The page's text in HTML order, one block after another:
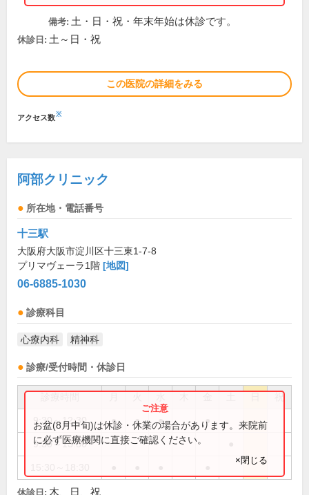
備考: 土・日・祝・年末年始は休診です。
休診日: 土～日・祝
この医院の詳細をみる
アクセス数※
阿部クリニック
所在地・電話番号
十三駅
大阪府大阪市淀川区十三東1-7-8
プリマヴェーラ1階 [地図]
06-6885-1030
診療科目
心療内科 精神科
診療/受付時間・休診日
祝
9:30～12:30 ● ● ● ●
9:30～13:30
お盆(8月中旬)は休診・休業の場合があります。来院前
に必ず医療機関に直接ご確認ください。
×閉じる
休診日: 木、日、祝